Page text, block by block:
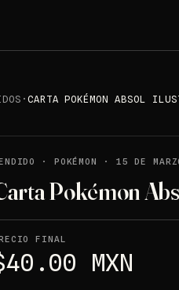
· CARTA POKÉMON ABSOL
· POKÉMON · 15 DE
Pokémon
FINAL
MXN